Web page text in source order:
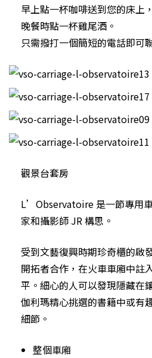
早上點一杯咖啡送到您的床上
晚餐時點一杯雞尾酒。
只需撥打一個簡短的電話即可
觀景台套房
L’Observatoire 是一節專用
家和攝影師 JR 構思。
受到文藝復興時期珍奇櫃的啟
開拓者合作，在火車車廂中註
平。細心的人可以發現隱藏在
伽利瑪精心挑選的書籍中或有
細節。
整個車廂